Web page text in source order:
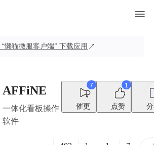
“懒猫微服客户端” 下载应用
AFFiNE
一体化看板操作
软件
7
催更
1
点赞